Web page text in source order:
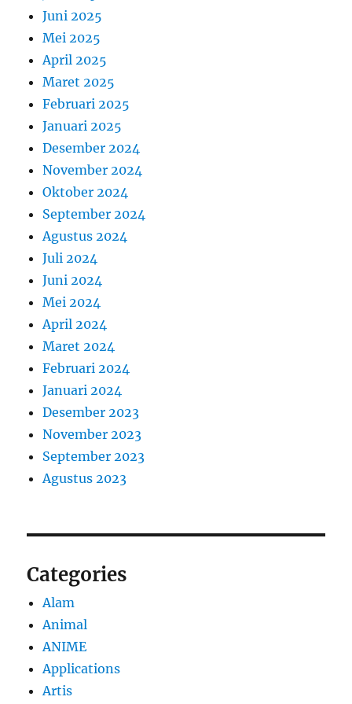
Juni 2025
Mei 2025
April 2025
Maret 2025
Februari 2025
Januari 2025
Desember 2024
November 2024
Oktober 2024
September 2024
Agustus 2024
Juli 2024
Juni 2024
Mei 2024
April 2024
Maret 2024
Februari 2024
Januari 2024
Desember 2023
November 2023
September 2023
Agustus 2023
Categories
Alam
Animal
ANIME
Applications
Artis